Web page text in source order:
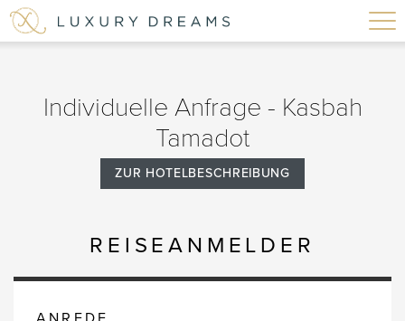
Individuelle Anfrage - Kasbah
Tamadot
ZUR HOTELBESCHREIBUNG
REISEANMELDER